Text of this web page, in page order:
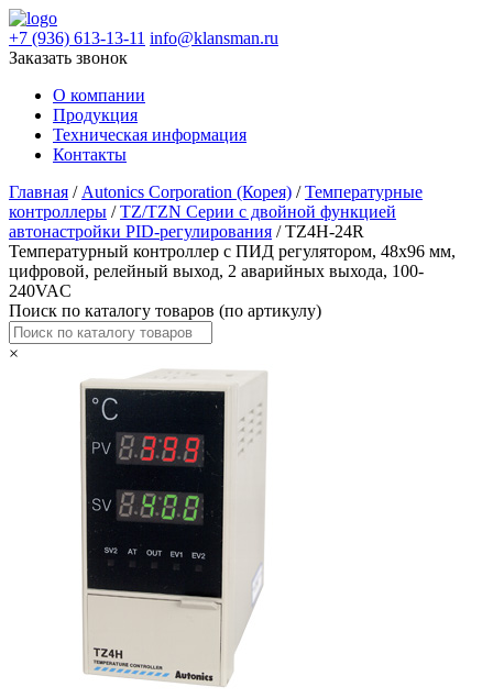
+7 (936) 613-13-11 info@klansman.ru
Заказать звонок
О компании
Продукция
Техническая информация
Контакты
Главная / Autonics Corporation (Корея) /Температурные
контроллеры /TZ/TZN Серии c двойной функцией
автонастройки PID-регулирования / TZ4H-24R
Температурный контроллер с ПИД регулятором, 48х96 мм,
цифровой, релейный выход, 2 аварийных выхода, 100-
240VAC
Поиск по каталогу товаров (по артикулу)
×